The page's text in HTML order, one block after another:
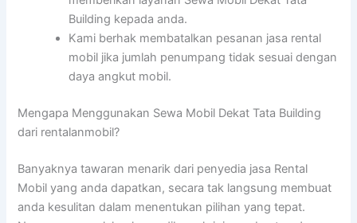
Building kepada anda.
Kami berhak membatalkan pesanan jasa rental
mobil jika jumlah penumpang tidak sesuai dengan
daya angkut mobil.
Mengapa Menggunakan Sewa Mobil Dekat Tata Building
dari rentalanmobil?
Banyaknya tawaran menarik dari penyedia jasa Rental
Mobil yang anda dapatkan, secara tak langsung membuat
anda kesulitan dalam menentukan pilihan yang tepat.